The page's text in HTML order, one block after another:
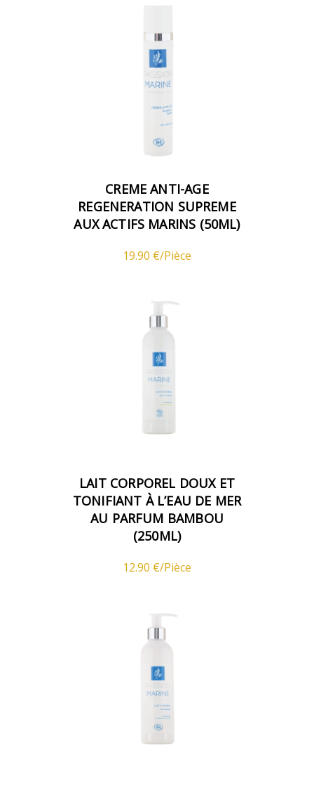
CREME ANTI-AGE
REGENERATION SUPREME
AUX ACTIFS MARINS (50ML)
19.90 €/Pièce
LAIT CORPOREL DOUX ET
TONIFIANT À L’EAU DE MER
AU PARFUM BAMBOU
(250ML)
12.90 €/Pièce